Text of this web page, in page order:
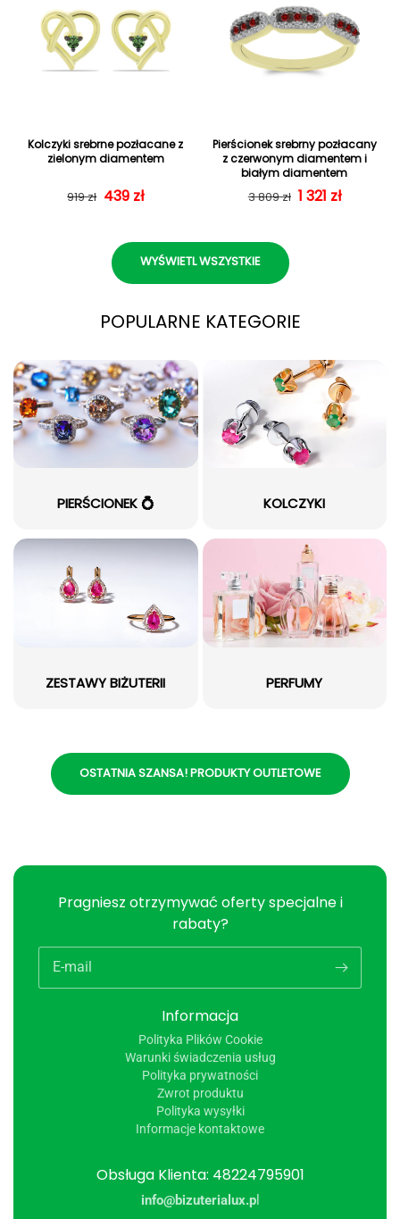
Kolczyki srebrne pozłacane z
zielonym diamentem
Cena regularna
919 zł Cena sprzedaży
439 zł
Pierścionek srebrny pozłacany
z czerwonym diamentem i
białym diamentem
Cena
3 809 zł Cena
1 321 zł
WYŚWIETL WSZYSTKIE
POPULARNE KATEGORIE
PIERŚCIONEK 💍 KOLCZYKI
ZESTAWY BIŻUTERII PERFUMY
OSTATNIA SZANSA! PRODUKTY OUTLETOWE
Obsługa Klienta: 48224795901
info@bizuterialux.pl
Informacja
Polityka Plików Cookie
Warunki świadczenia usług
Polityka prywatności
Zwrot produktu
Polityka wysyłki
Informacje kontaktowe
Pragniesz otrzymywać oferty specjalne i
rabaty?
E-mail